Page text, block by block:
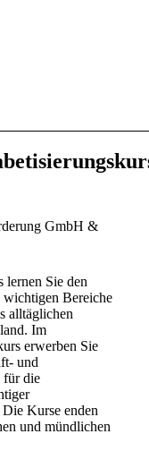
GmbH &
lernen Sie den
Bereiche
alltäglichen
Im
erwerben Sie
und
für die
Kurse enden
und mündlichen